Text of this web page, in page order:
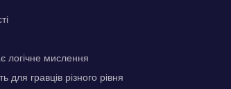
логічне мислення
для гравців різного рівня